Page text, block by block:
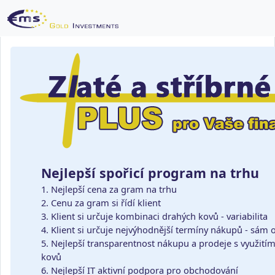
Nejlepší spořicí program na trhu
1. Nejlepší cena za gram na trhu
2. Cenu za gram si řídí klient
3. Klient si určuje kombinaci drahých kovů - variabilita
4. Klient si určuje nejvýhodnější termíny nákupů - sám
5. Nejlepší transparentnost nákupu a prodeje s
kovů
6. Nejlepší IT aktivní podpora pro obchodování